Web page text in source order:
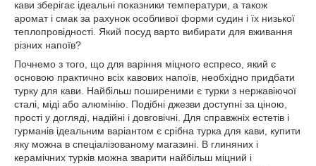
кави зберігає ідеальні показники температури, а також
аромат і смак за рахунок особливої форми судин і їх низької
теплопровідності. Який посуд варто вибирати для вживання
різних напоїв?
Почнемо з того, що для варіння міцного еспресо, який є
основою практично всіх кавових напоїв, необхідно придбати
турку для кави. Найбільш поширеними є турки з нержавіючої
сталі, міді або алюмінію. Подібні джезви доступні за ціною,
прості у догляді, надійні і довговічні. Для справжніх естетів і
гурманів ідеальним варіантом є срібна турка для кави, купити
яку можна в спеціалізованому магазині. В глиняних і
керамічних турків можна зварити найбільш міцний і